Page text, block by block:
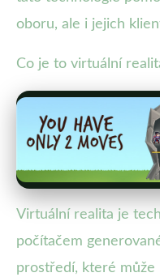
oboru, ale i jejich
Co je to virtuální
Virtuální realita je
počítačem
prostředí, které může